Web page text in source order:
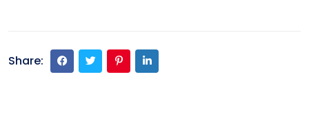
Share: